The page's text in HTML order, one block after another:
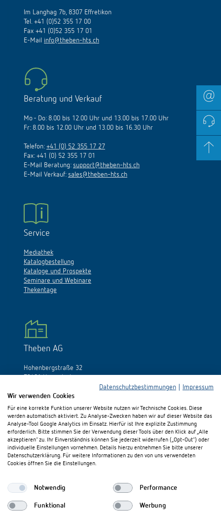
Im Langhag 7b, 8307 Effretikon
Tel. +41 (0)52 355 17 00
Fax +41 (0)52 355 17 01
E-Mail info@theben-hts.ch
Beratung und Verkauf
Mo - Do: 8.00 bis 12.00 Uhr und 13.00 bis 17.00 Uhr
Fr: 8.00 bis 12.00 Uhr und 13.00 bis 16.30 Uhr
Telefon: +41 (0) 52 355 17 27
Fax: +41 (0) 52 355 17 01
E-Mail Beratung: support@theben-hts.ch
E-Mail Verkauf: sales@theben-hts.ch
Service
Mediathek
Katalogbestellung
Kataloge und Prospekte
Seminare und Webinare
Thekentage
Theben AG
Hohenbergstraße 32
Fax: +49 (0)74 74/692-150
E-Mail:info@theben.de
Besuchen Sie uns auf:
Datenschutzbestimmungen
Impressum
Wir verwenden Cookies
Für eine korrekte Funktion unserer Website nutzen wir Technische Cookies. Diese
werden automatisch aktiviert. Zu Analyse-Zwecken haben wir auf dieser Website das
Analyse-Tool Google Analytics im Einsatz. Hierfür ist Ihre explizite Zustimmung
erforderlich. Bitte stimmen Sie der Verwendung dieser Tools über den Klick auf „Alle
akzeptieren“ zu. Ihr Einverständnis können Sie jederzeit widerrufen („Opt-Out“) oder
individuelle Einstellungen vornehmen. Details hierzu entnehmen Sie bitte unserer
Datenschutzerklärung. Für weitere Informationen zu den von uns verwendeten
Cookies öffnen Sie die Einstellungen.
Notwendig Performance
Funktional Werbung